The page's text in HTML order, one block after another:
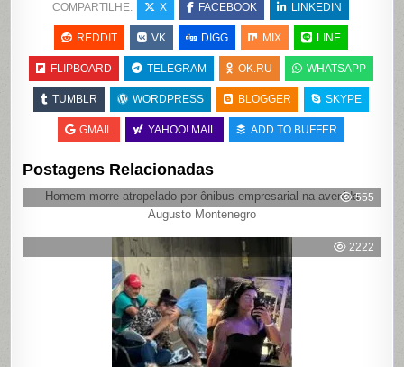
COMPARTILHE: X FACEBOOK LINKEDIN
REDDIT VK DIGG MIX LINE
FLIPBOARD TELEGRAM OK.RU WHATSAPP
TUMBLR WORDPRESS BLOGGER SKYPE
GMAIL YAHOO! MAIL ADD TO BUFFER
Postagens Relacionadas
555
Homem morre atropelado por ônibus empresarial na avenida
Augusto Montenegro
2222